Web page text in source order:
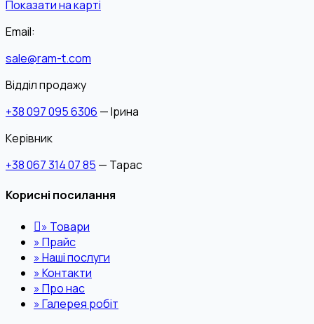
Показати на карті
Email:
sale@ram-t.com
Відділ продажу
+38 097 095 6306 — Ірина
Керівник
+38 067 314 07 85 — Тарас
Корисні посилання
» Товари
»Прайс
»Наші послуги
»Контакти
»Про нас
»Галерея робіт